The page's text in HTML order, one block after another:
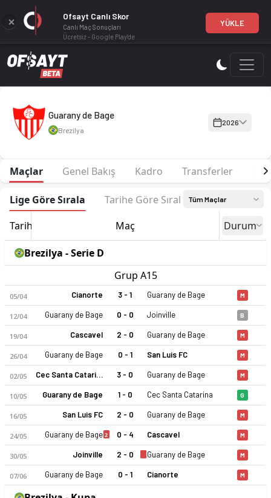
Guarany de Bage 2026 sezonu | Gaucho'de 6. sırada, 5
Guarany de Bage
Brezilya
2026
Maçlar Genel Bakış Kadro Transferler
Lige Göre Sırala Tarihe Göre Sırala Tüm Maçlar
Tarih Maç Durum
Brezilya - Serie D
Grup A15
05/04 Cianorte 3 - 1 Guarany de Bage M
12/04 Guarany de Bage 0 - 0 Joinville B
19/04 Cascavel 2 - 0 Guarany de Bage M
26/04 Guarany de Bage 0 - 1 San Luis FC M
02/05 Cec Santa Catarina 3 - 0 Guarany de Bage M
10/05 Guarany de Bage 1 - 0 Cec Santa Catarina G
16/05 San Luis FC 2 - 0 Guarany de Bage M
24/05 Guarany de Bage 2 0 - 4 Cascavel M
30/05 Joinville 2 - 0 Guarany de Bage M
07/06 Guarany de Bage 0 - 1 Cianorte M
Ofsayt Canlı Skor
Canlı Maç Sonuçları
Ücretsiz - Google Play'de
YÜKLE